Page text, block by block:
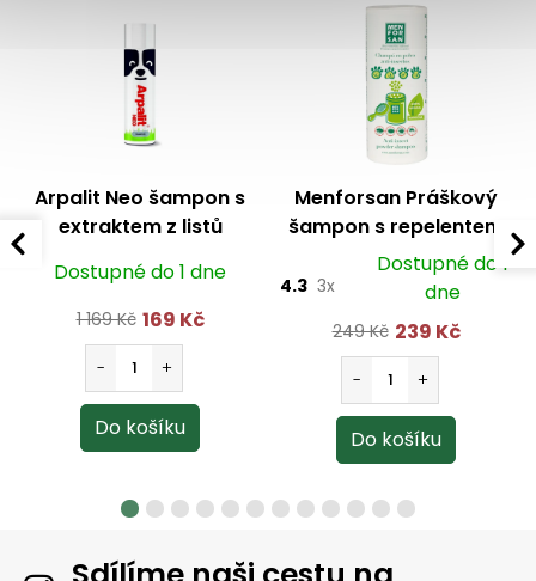
Arpalit Neo šampon s
extraktem z listů
Dostupné do 1 dne
1 169 Kč 169 Kč
Menforsan Práškový
šampon s repelentem
pro domácí mazlíčky
4.3 3x
Dostupné do 1
dne
249 Kč 239 Kč